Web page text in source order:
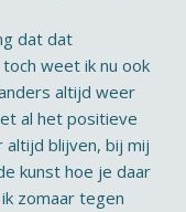
dat dat
weet ik nu ook
altijd weer
al het positieve
blijven, bij mij
kunst hoe je daar
zomaar tegen